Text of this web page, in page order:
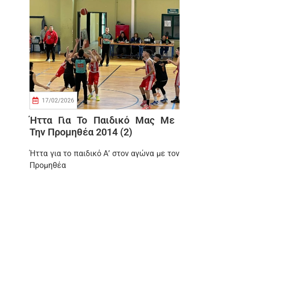
17/02/2026
Ήττα Για Το Παιδικό Μας Με
Την Προμηθέα 2014 (2)
Ήττα για το παιδικό Α’ στον αγώνα με τον
Προμηθέα